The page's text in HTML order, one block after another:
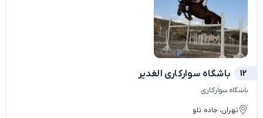
12 باشگاه سوارکاری الغدیر
باشگاه سوارکاری
تهران، جاده تلو